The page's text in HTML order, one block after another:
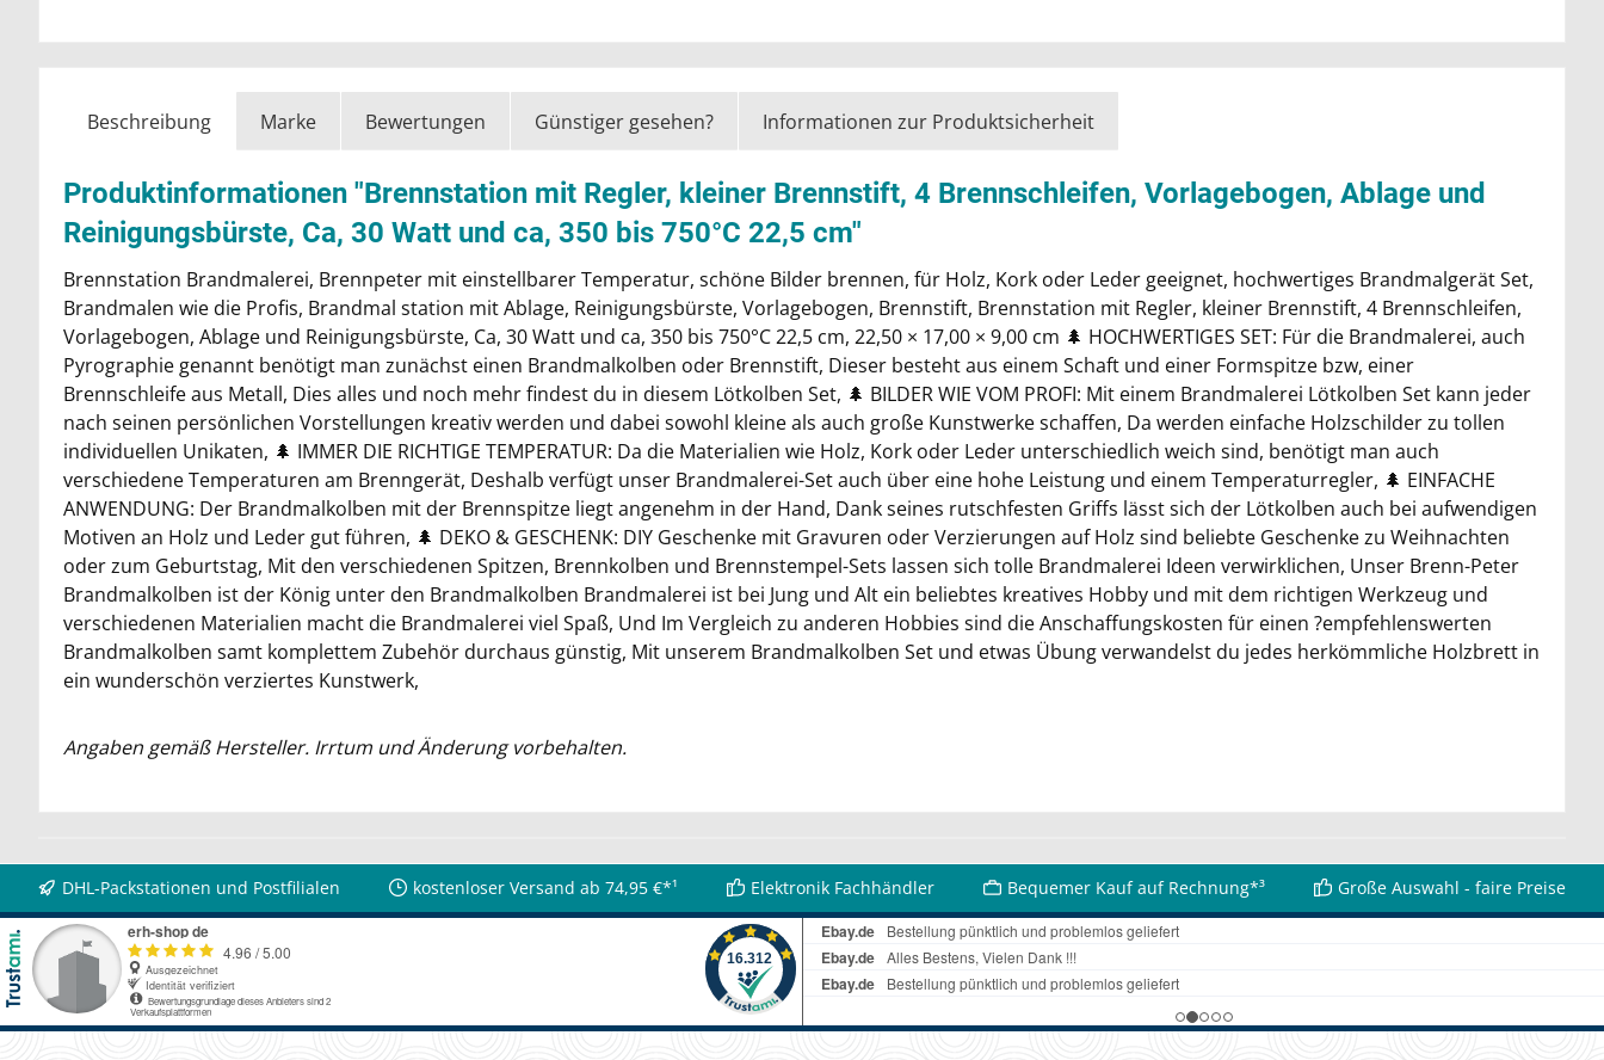
Beschreibung Marke Bewertungen Günstiger gesehen? Informationen zur Produktsicherheit
Produktinformationen "Brennstation mit Regler, kleiner Brennstift, 4 Brennschleifen, Vorlagebogen, Ablage und
Reinigungsbürste, Ca, 30 Watt und ca, 350 bis 750°C 22,5 cm"
Brennstation Brandmalerei, Brennpeter mit einstellbarer Temperatur, schöne Bilder brennen, für Holz, Kork oder Leder geeignet, hochwertiges Brandmalgerät Set,
Brandmalen wie die Profis, Brandmal station mit Ablage, Reinigungsbürste, Vorlagebogen, Brennstift, Brennstation mit Regler, kleiner Brennstift, 4 Brennschleifen,
Vorlagebogen, Ablage und Reinigungsbürste, Ca, 30 Watt und ca, 350 bis 750°C 22,5 cm, 22,50 × 17,00 × 9,00 cm 🌲 HOCHWERTIGES SET: Für die Brandmalerei, auch
Pyrographie genannt benötigt man zunächst einen Brandmalkolben oder Brennstift, Dieser besteht aus einem Schaft und einer Formspitze bzw, einer
Brennschleife aus Metall, Dies alles und noch mehr findest du in diesem Lötkolben Set, 🌲 BILDER WIE VOM PROFI: Mit einem Brandmalerei Lötkolben Set kann jeder
nach seinen persönlichen Vorstellungen kreativ werden und dabei sowohl kleine als auch große Kunstwerke schaffen, Da werden einfache Holzschilder zu tollen
individuellen Unikaten, 🌲 IMMER DIE RICHTIGE TEMPERATUR: Da die Materialien wie Holz, Kork oder Leder unterschiedlich weich sind, benötigt man auch
verschiedene Temperaturen am Brenngerät, Deshalb verfügt unser Brandmalerei-Set auch über eine hohe Leistung und einem Temperaturregler, 🌲 EINFACHE
ANWENDUNG: Der Brandmalkolben mit der Brennspitze liegt angenehm in der Hand, Dank seines rutschfesten Griffs lässt sich der Lötkolben auch bei aufwendigen
Motiven an Holz und Leder gut führen, 🌲 DEKO & GESCHENK: DIY Geschenke mit Gravuren oder Verzierungen auf Holz sind beliebte Geschenke zu Weihnachten
oder zum Geburtstag, Mit den verschiedenen Spitzen, Brennkolben und Brennstempel-Sets lassen sich tolle Brandmalerei Ideen verwirklichen, Unser Brenn-Peter
Brandmalkolben ist der König unter den Brandmalkolben Brandmalerei ist bei Jung und Alt ein beliebtes kreatives Hobby und mit dem richtigen Werkzeug und
verschiedenen Materialien macht die Brandmalerei viel Spaß, Und Im Vergleich zu anderen Hobbies sind die Anschaffungskosten für einen ?empfehlenswerten
Brandmalkolben samt komplettem Zubehör durchaus günstig, Mit unserem Brandmalkolben Set und etwas Übung verwandelst du jedes herkömmliche Holzbrett in
ein wunderschön verziertes Kunstwerk,
Angaben gemäß Hersteller. Irrtum und Änderung vorbehalten.
DHL-Packstationen und Postfilialen kostenloser Versand ab 74,95 €*¹ Elektronik Fachhändler Bequemer Kauf auf Rechnung*³ Große Auswahl - faire Preise